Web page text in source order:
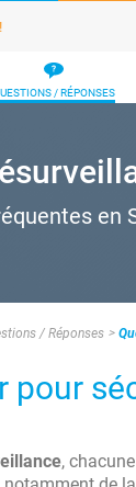
/ RÉPONSES
en
/ Réponses
pour
,